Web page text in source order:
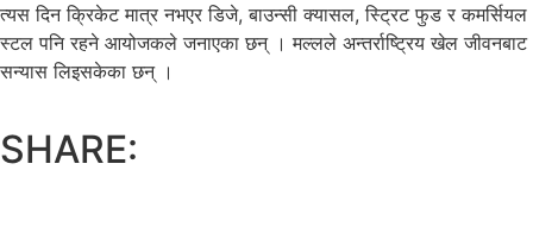
त्यस दिन क्रिकेट मात्र नभएर डिजे, बाउन्सी क्यासल, स्ट्रिट फुड र कमर्सियल
स्टल पनि रहने आयोजकले जनाएका छन् । मल्लले अन्तर्राष्ट्रिय खेल जीवनबाट
सन्यास लिइसकेका छन् ।
SHARE: